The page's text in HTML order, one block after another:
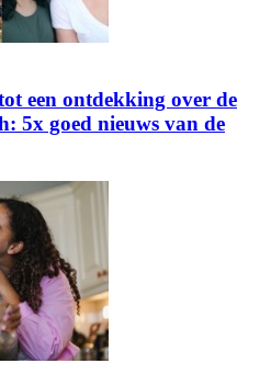
een ontdekking over de
5x goed nieuws van de